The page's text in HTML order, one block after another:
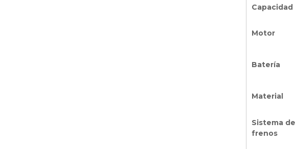
Capacidad
Motor
Batería
Material
Sistema de
frenos